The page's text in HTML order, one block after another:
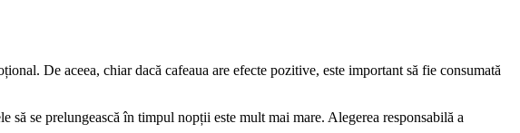
De aceea, chiar dacă cafeaua are efecte pozitive, este important să fie consumată
se prelungească în timpul nopții este mult mai mare. Alegerea responsabilă a